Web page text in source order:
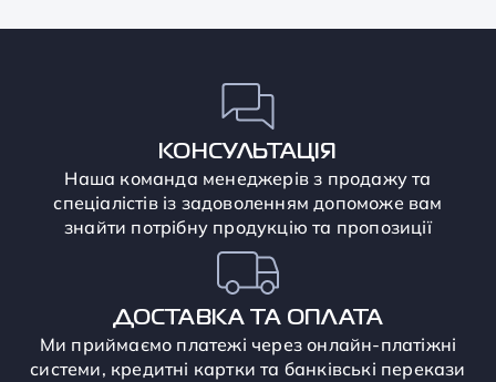
КОНСУЛЬТАЦІЯ
Наша команда менеджерів з продажу та
спеціалістів із задоволенням допоможе вам
знайти потрібну продукцію та пропозиції
ДОСТАВКА ТА ОПЛАТА
Ми приймаємо платежі через онлайн-платіжні
системи, кредитні картки та банківські перекази